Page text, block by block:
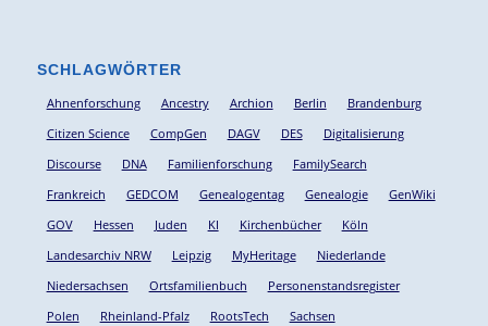
SCHLAGWÖRTER
Ahnenforschung Ancestry Archion Berlin
Brandenburg
Citizen Science
CompGen DAGV DES
Digitalisierung
Discourse
DNA Familienforschung
FamilySearch
Frankreich
GEDCOM Genealogentag Genealogie
GenWiki
GOV
Hessen Juden KI Kirchenbücher
Köln
Landesarchiv NRW
Leipzig MyHeritage
Niederlande
Niedersachsen
Ortsfamilienbuch
Personenstandsregister
Polen
Rheinland-Pfalz RootsTech
Sachsen